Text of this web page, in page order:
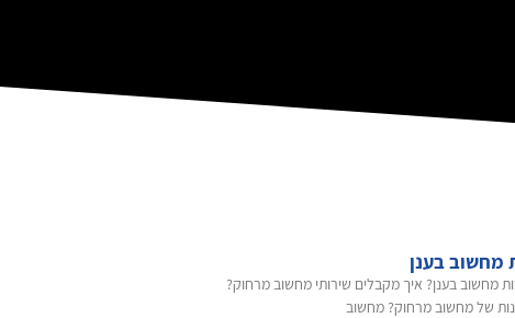
מחשוב בענן
מחשוב בענן? איך מקבלים שירותי מחשוב מרחוק?
של מחשוב מרחוק? מחשוב